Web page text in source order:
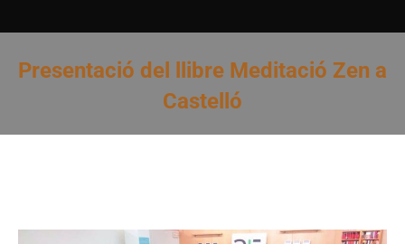
Presentació del llibre Meditació Zen a
Castelló